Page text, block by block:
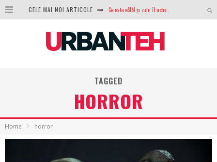
CELE MAI NOI ARTICOLE Ce este eSIM și cum îl activezi pe telefon? Ghid complet pentru Android și iPhone
TAGGED
HORROR
Home horror